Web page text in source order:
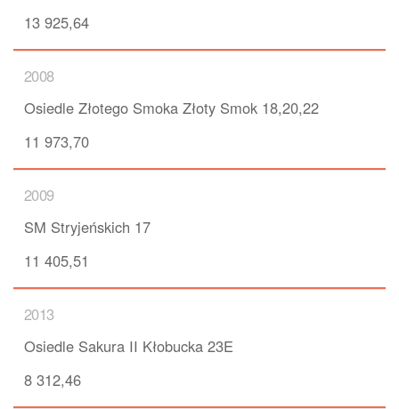
13 925,64
2008
Osiedle Złotego Smoka Złoty Smok 18,20,22
11 973,70
2009
SM Stryjeńskich 17
11 405,51
2013
Osiedle Sakura II Kłobucka 23E
8 312,46